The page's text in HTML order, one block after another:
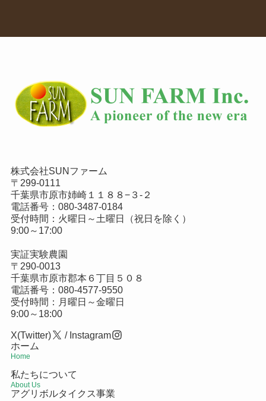
株式会社SUNファーム
〒299-0111
千葉県市原市姉崎１１８８−３-２
電話番号： 080-3487-0184
受付時間：火曜日～土曜日（祝日を除く）
9:00～17:00
実証実験農園
〒290-0013
千葉県市原市郡本６丁目５０８
電話番号： 080-4577-9550
受付時間：月曜日～金曜日
9:00～18:00
X(Twitter) / Instagram
ホーム
Home
私たちについて
About Us
アグリボルタイクス事業